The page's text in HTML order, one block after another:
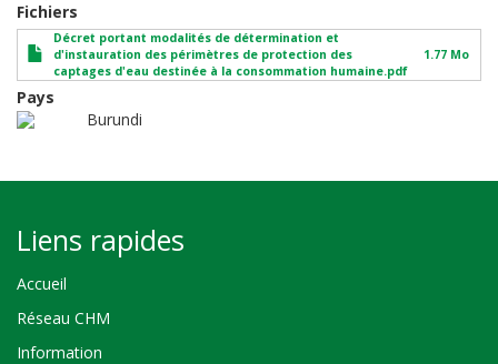
Fichiers
Décret portant modalités de détermination et
d'instauration des périmètres de protection des
captages d'eau destinée à la consommation humaine.pdf
1.77 Mo
Pays
Burundi
Liens rapides
Accueil
Réseau CHM
Information